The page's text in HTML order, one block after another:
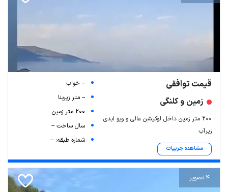
قیمت توافقی
زمین و کلنگی
۲۰۰ متر زمین داخل لوکیشن عالی و ویو ابدی
زیرآب
مشاهده جزییات
-- خواب
-- متر زیربنا
200 متر زمین
سال ساخت --
شماره طبقه: --
4 تصویر